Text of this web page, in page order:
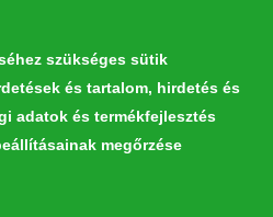
híreinkről, eseményeinkről!
szükséges sütik
és tartalom, hirdetés és
adatok és termékfejlesztés
megőrzése